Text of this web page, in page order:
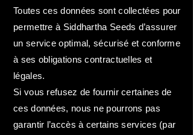
Toutes ces données sont collectées pour
permettre à Siddhartha Seeds d’assurer
un service optimal, sécurisé et conforme
à ses obligations contractuelles et
légales.
Si vous refusez de fournir certaines de
ces données, nous ne pourrons pas
garantir l’accès à certains services (par